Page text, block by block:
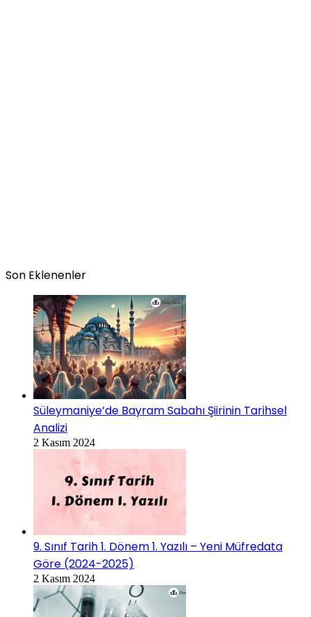
Son Eklenenler
Süleymaniye’de Bayram Sabahı Şiirinin Tarihsel
Analizi
2 Kasım 2024
9. Sınıf Tarih 1. Dönem 1. Yazılı – Yeni Müfredata
Göre (2024-2025)
2 Kasım 2024